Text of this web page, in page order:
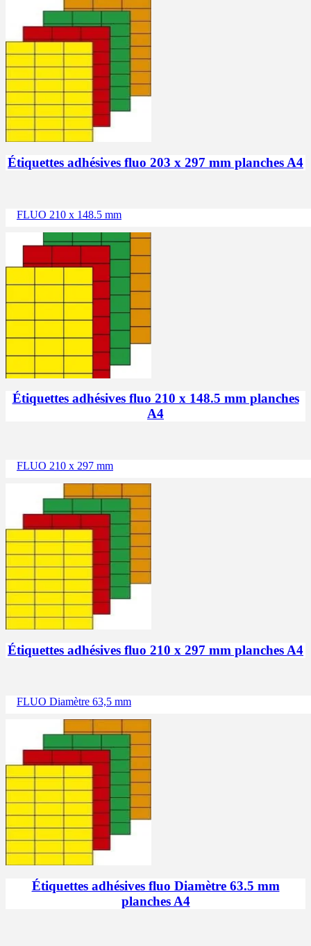
Étiquettes adhésives fluo 203 x 297 mm planches A4
FLUO 210 x 148.5 mm
Étiquettes adhésives fluo 210 x 148.5 mm planches
A4
FLUO 210 x 297 mm
Étiquettes adhésives fluo 210 x 297 mm planches A4
FLUO Diamètre 63,5 mm
Étiquettes adhésives fluo Diamètre 63.5 mm
planches A4